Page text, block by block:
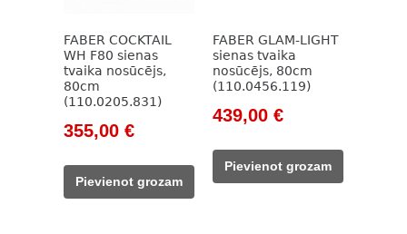
FABER COCKTAIL
WH F80 sienas
tvaika nosūcējs,
80cm
(110.0205.831)
Original
was:
590,00 €.
355,00 €Current
355,00 €.
Pievienot grozam
FABER GLAM-LIGHT
sienas tvaika
nosūcējs, 80cm
(110.0456.119)
Original
was:
709,00 €.
439,00 €Current
439,00 €.
Pievienot grozam